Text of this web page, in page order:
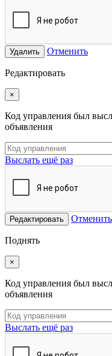
Удалить Отменить
Редактировать
×
Код управления был
объявления
Выслать ещё раз
Редактировать Отменить
Поднять
×
Код управления был
объявления
Выслать ещё раз